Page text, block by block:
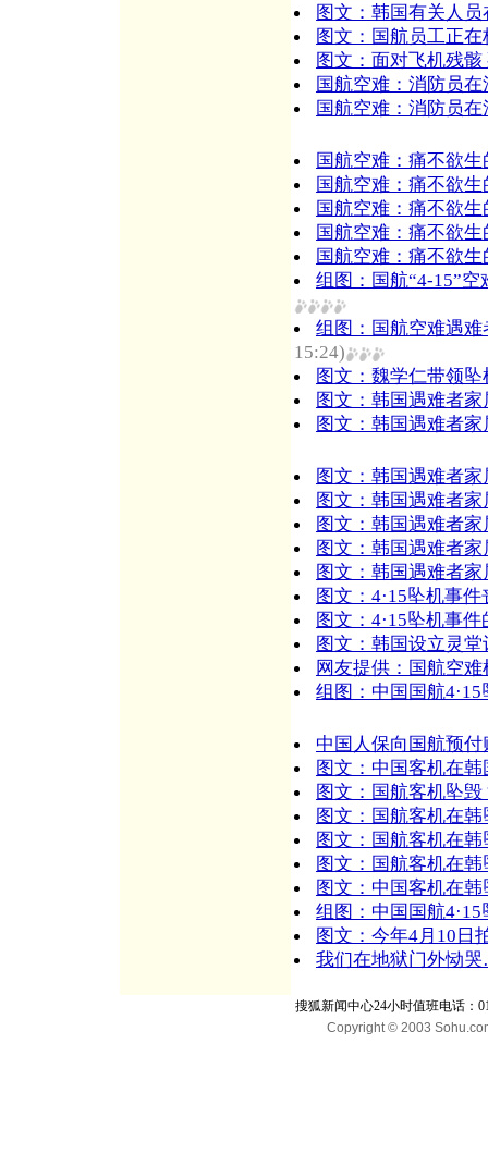
图文：韩国有关人
图文：国航员工正
图文：面对飞机残
国航空难：消防员
国航空难：消防员
国航空难：痛不欲
国航空难：痛不欲
国航空难：痛不欲
国航空难：痛不欲
国航空难：痛不欲
组图：国航“4-15”
组图：国航空难遇
15:24)
图文：魏学仁带领
图文：韩国遇难者
图文：韩国遇难者
图文：韩国遇难者
图文：韩国遇难者
图文：韩国遇难者
图文：韩国遇难者
图文：韩国遇难者
图文：4·15坠机事
图文：4·15坠机事
图文：韩国设立灵
网友提供：国航空
组图：中国国航
中国人保向国航预
图文：中国客机在
图文：国航客机坠
图文：国航客机在
图文：国航客机在
图文：国航客机在
图文：中国客机在
组图：中国国航
图文：今年4月10日
我们在地狱门外恸
搜狐新闻中心24小时值班电话：
Copyright © 2003